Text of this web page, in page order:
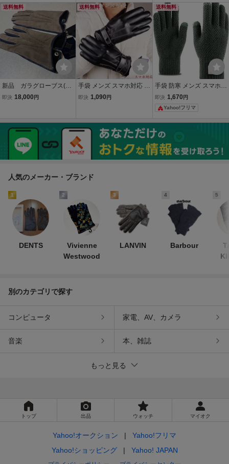
ィース BLESS Pocket glo
ves Scarfit ミトン グロー
ブ デニム
ィース７ ナポリの老舗
グローブ 定価２．２万
風 撥水 裏起毛 裏ボア バ
イク 30代 40代 50代
送料無料
新品 ガラグローブス(伊)
グローブ/手袋８Ｈ/２４
ミア100%ライニング 定
価４．１万円
即決 18,000 円
送料無料
手袋 メンズ スマホ対応 ス
マホ 防寒 PUレザー ビジ
イク 30代 40代 50代
即決 1,090 円
送料無料
手袋 防寒 メンズ スマホ対
応 アウトドアグローブ 作
業用手袋 暖かい バイク 新
品
即決 1,670 円
Yahoo!フリマ
人気のメーカー・ブランド
1
DENTS
2
Vivienne
Westwood
3
LANVIN
4
Barbour
5
別のカテゴリで探す
コンピュータ 家電、AV、カメラ
音楽 本、雑誌
もっと見る
トップ 出品 ウォッチ マイオク
Yahoo!オークション
Yahoo!フリマ
Yahoo!ショッピング
Yahoo! JAPAN